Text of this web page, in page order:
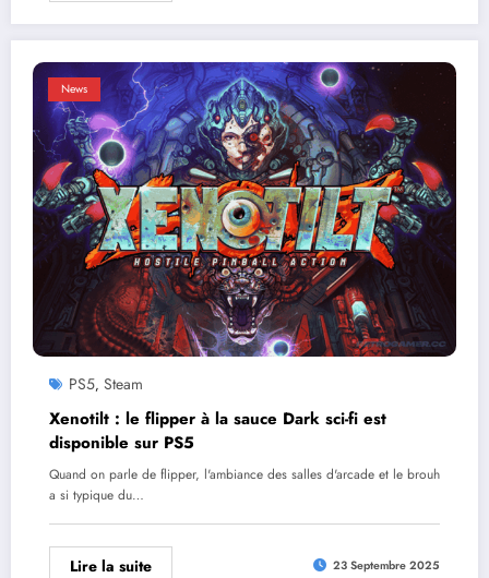
News
PS5, Steam
Xenotilt : le flipper à la sauce Dark sci-fi est
disponible sur PS5
Quand on parle de flipper, l'ambiance des salles d'arcade et le brouh
a si typique du…
Lire la suite 23 Septembre 2025